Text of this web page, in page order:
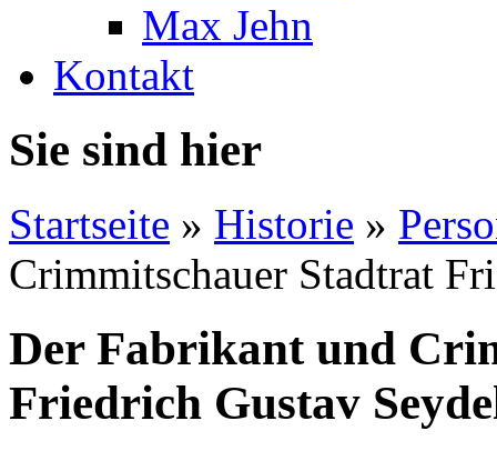
Max Jehn
Kontakt
Sie sind hier
Startseite » Historie »
Crimmitschauer Stadtrat
Der Fabrikant und
Friedrich Gustav